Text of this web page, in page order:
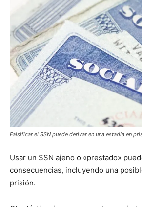
Falsificar el SSN puede derivar en una estadía en
Usar un SSN ajeno o «prestado»
consecuencias, incluyendo una
prisión.